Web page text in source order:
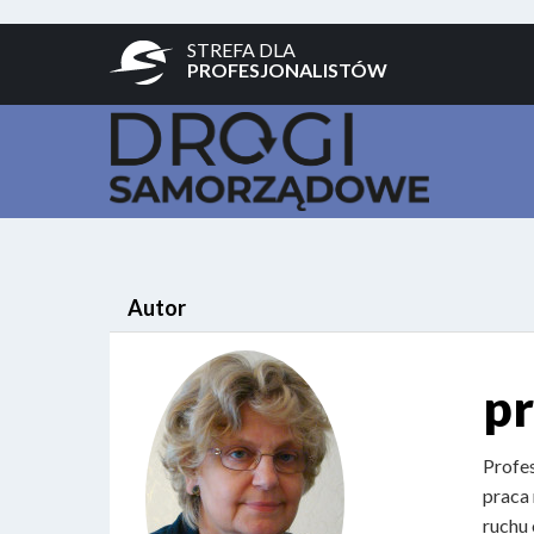
STREFA DLA
PROFESJONALISTÓW
Autor
praca
ruchu